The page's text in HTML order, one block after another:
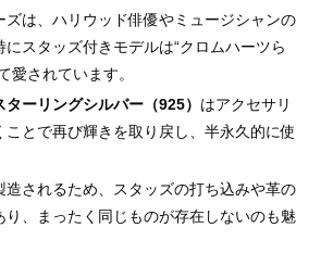
ズは、ハリウッド俳優やミュージシャンの
にスタッズ付きモデルは“クロムハーツら
愛されています。
ターリングシルバー（925） はアクセサリ
ことで再び輝きを取り戻し、半永久的に使
造されるため、スタッズの打ち込みや革の
り、まったく同じものが存在しないのも魅